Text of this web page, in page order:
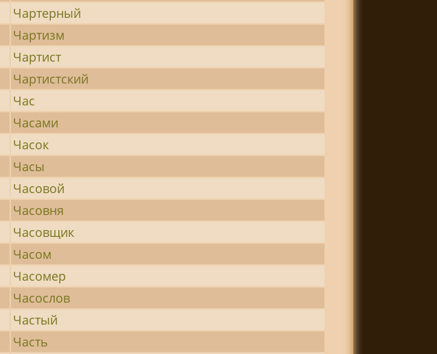
Чартерный
Чартизм
Чартист
Чартистский
Час
Часами
Часок
Часы
Часовой
Часовня
Часовщик
Часом
Часомер
Часослов
Частый
Часть